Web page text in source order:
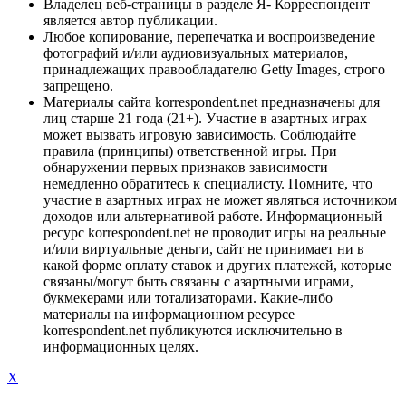
Владелец веб-страницы в разделе Я- Корреспондент
является автор публикации.
Любое копирование, перепечатка и воспроизведение
фотографий и/или аудиовизуальных материалов,
принадлежащих правообладателю Getty Images, строго
запрещено.
Материалы сайта korrespondent.net предназначены для
лиц старше 21 года (21+). Участие в азартных играх
может вызвать игровую зависимость. Соблюдайте
правила (принципы) ответственной игры. При
обнаружении первых признаков зависимости
немедленно обратитесь к специалисту. Помните, что
участие в азартных играх не может являться источником
доходов или альтернативой работе. Информационный
ресурс korrespondent.net не проводит игры на реальные
и/или виртуальные деньги, сайт не принимает ни в
какой форме оплату ставок и других платежей, которые
связаны/могут быть связаны с азартными играми,
букмекерами или тотализаторами. Какие-либо
материалы на информационном ресурсе
korrespondent.net публикуются исключительно в
информационных целях.
X